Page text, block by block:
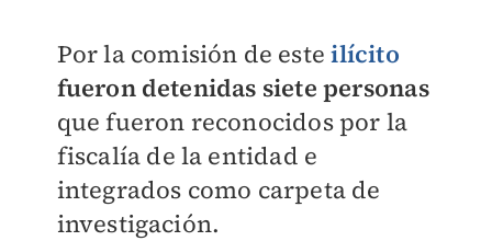
Por la comisión de esteilícito
fueron detenidas siete personas
que fueron reconocidos por la
fiscalía de la entidad e
integrados como carpeta de
investigación.